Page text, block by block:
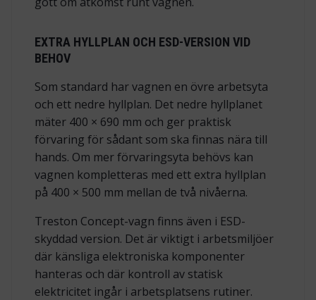
EXTRA HYLLPLAN OCH ESD-VERSION VID
BEHOV
Som standard har vagnen en övre arbetsyta
och ett nedre hyllplan. Det nedre hyllplanet
mäter 400 × 690 mm och ger praktisk
förvaring för sådant som ska finnas nära till
hands. Om mer förvaringsyta behövs kan
vagnen kompletteras med ett extra hyllplan
på 400 × 500 mm mellan de två nivåerna.
Treston Concept-vagn finns även i ESD-
skyddad version. Det är viktigt i arbetsmiljöer
där känsliga elektroniska komponenter
hanteras och där kontroll av statisk
elektricitet ingår i arbetsplatsens rutiner.